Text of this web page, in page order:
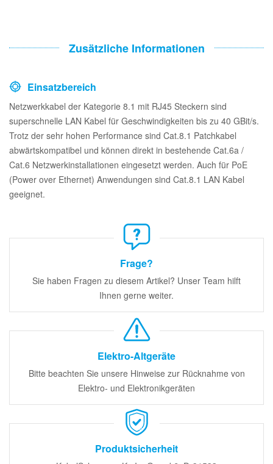
Zusätzliche Informationen
Einsatzbereich
Netzwerkkabel der Kategorie 8.1 mit RJ45 Steckern sind
superschnelle LAN Kabel für Geschwindigkeiten bis zu 40 GBit/s.
Trotz der sehr hohen Performance sind Cat.8.1 Patchkabel
abwärtskompatibel und können direkt in bestehende Cat.6a /
Cat.6 Netzwerkinstallationen eingesetzt werden. Auch für PoE
(Power over Ethernet) Anwendungen sind Cat.8.1 LAN Kabel
geeignet.
Frage?
Sie haben Fragen zu diesem Artikel? Unser Team hilft
Ihnen gerne weiter.
Elektro-Altgeräte
Bitte beachten Sie unsere Hinweise zur Rücknahme von
Elektro- und Elektronikgeräten
Produktsicherheit